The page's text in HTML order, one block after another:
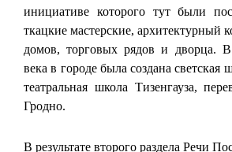
инициативе которого тут были
ткацкие мастерские, архитектурный
домов, торговых рядов и дворца.
века в городе была создана светская
театральная школа Тизенгауза,
Гродно.
В результате второго раздела Речи